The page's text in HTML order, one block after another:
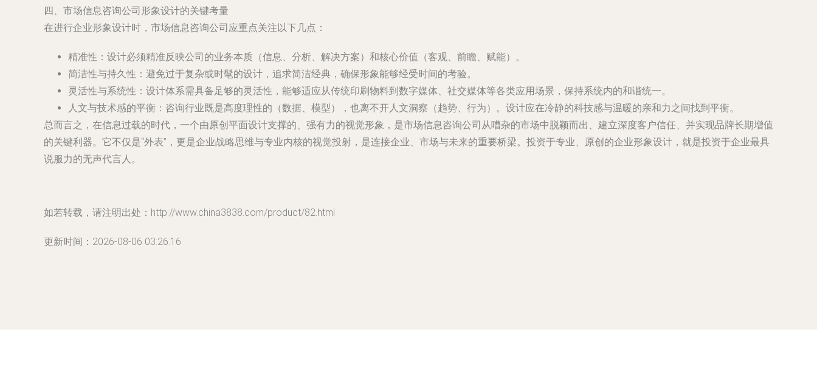
四、市场信息咨询公司形象设计的关键考量
在进行企业形象设计时，市场信息咨询公司应重点关注以下几点：
精准性 ：设计必须精准反映公司的业务本质（信息、分析、解决方案）和核心价值（客观、前瞻、赋能）。
简洁性与持久性 ：避免过于复杂或时髦的设计，追求简洁经典，确保形象能够经受时间的考验。
灵活性与系统性 ：设计体系需具备足够的灵活性，能够适应从传统印刷物料到数字媒体、社交媒体等各类应用场景，保持系统内的和谐统一。
人文与技术感的平衡 ：咨询行业既是高度理性的（数据、模型），也离不开人文洞察（趋势、行为）。设计应在冷静的科技感与温暖的亲和力之间找到平衡。
总而言之，在信息过载的时代，一个由原创平面设计支撑的、强有力的视觉形象，是市场信息咨询公司从嘈杂的市场中脱颖而出、建立深度客户信任、并实现品牌长期增值
的关键利器。它不仅是“外表”，更是企业战略思维与专业内核的视觉投射，是连接企业、市场与未来的重要桥梁。投资于专业、原创的企业形象设计，就是投资于企业最具
说服力的无声代言人。
如若转载，请注明出处：http://www.china3838.com/product/82.html
更新时间：2026-08-06 03:26:16